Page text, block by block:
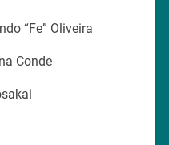
“Fe” Oliveira
Conde